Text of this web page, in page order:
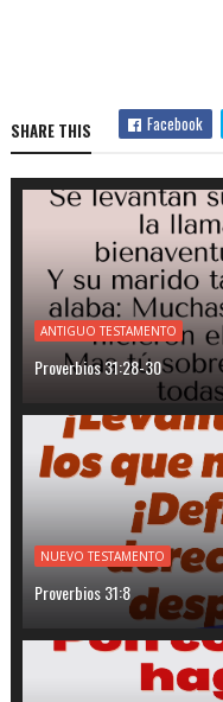
SHARE THIS Facebook
ANTIGUO TESTAMENTO
Proverbios 31:28-30
NUEVO TESTAMENTO
Proverbios 31:8